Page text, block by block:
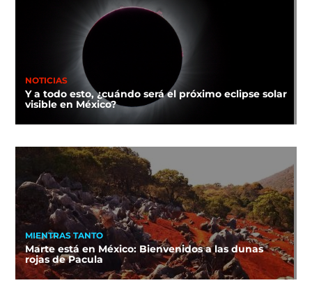
NOTICIAS
Y a todo esto, ¿cuándo será el próximo eclipse solar
visible en México?
MIENTRAS TANTO
Marte está en México: Bienvenidos a las dunas
rojas de Pacula